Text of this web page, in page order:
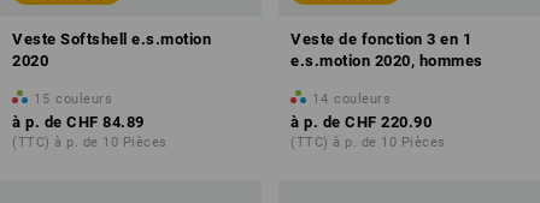
Veste Softshell e.s.motion
2020
15 couleurs
à p. de CHF 84.89
(TTC) à p. de 10 Pièces
Veste de fonction 3 en 1
e.s.motion 2020, hommes
14 couleurs
à p. de CHF 220.90
(TTC) à p. de 10 Pièces